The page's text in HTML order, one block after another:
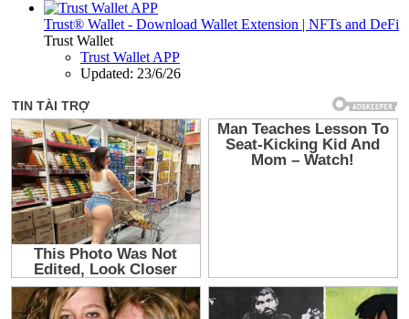
Trust® Wallet - Download Wallet Extension | NFTs and DeFi
Trust Wallet
Trust Wallet APP
Updated: 23/6/26